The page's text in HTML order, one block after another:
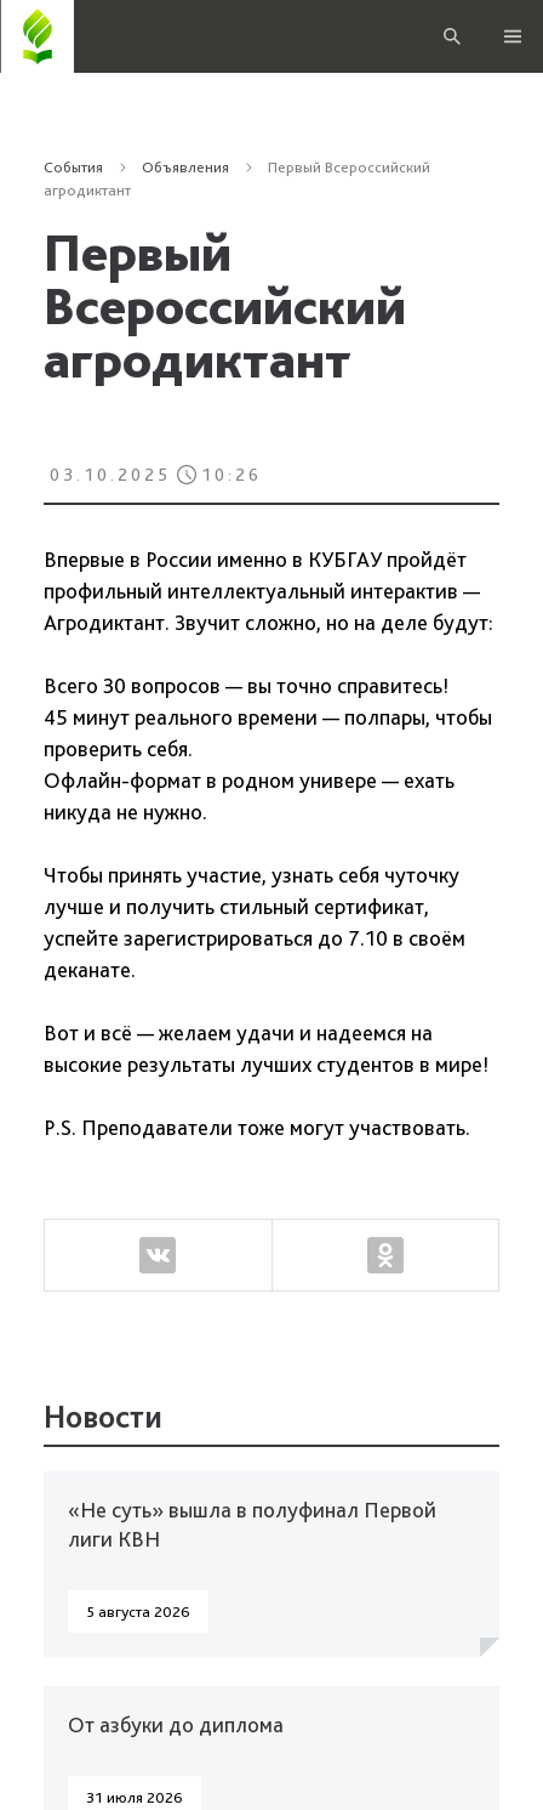
События Объявления
Первый Всероссийский
агродиктант
Первый
Всероссийский
агродиктант
03.10.2025 10:26
Впервые в России именно в КУБГАУ пройдёт
профильный интеллектуальный интерактив —
Агродиктант. Звучит сложно, но на деле будут:
Всего 30 вопросов — вы точно справитесь!
45 минут реального времени — полпары, чтобы
проверить себя.
Офлайн-формат в родном универе — ехать
никуда не нужно.
Чтобы принять участие, узнать себя чуточку
лучше и получить стильный сертификат,
успейте зарегистрироваться до 7.10 в своём
деканате.
Вот и всё — желаем удачи и надеемся на
высокие результаты лучших студентов в мире!
P.S. Преподаватели тоже могут участвовать.
Новости
«Не суть» вышла в полуфинал Первой
лиги КВН
5 августа 2026
От азбуки до диплома
31 июля 2026